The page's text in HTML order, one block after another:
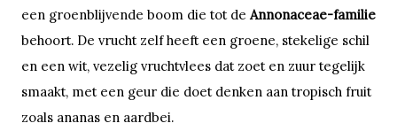
een groenblijvende boom die tot deAnnonaceae-familie
behoort. De vrucht zelf heeft een groene, stekelige schil
en een wit, vezelig vruchtvlees dat zoet en zuur tegelijk
smaakt, met een geur die doet denken aan tropisch fruit
zoals ananas en aardbei.